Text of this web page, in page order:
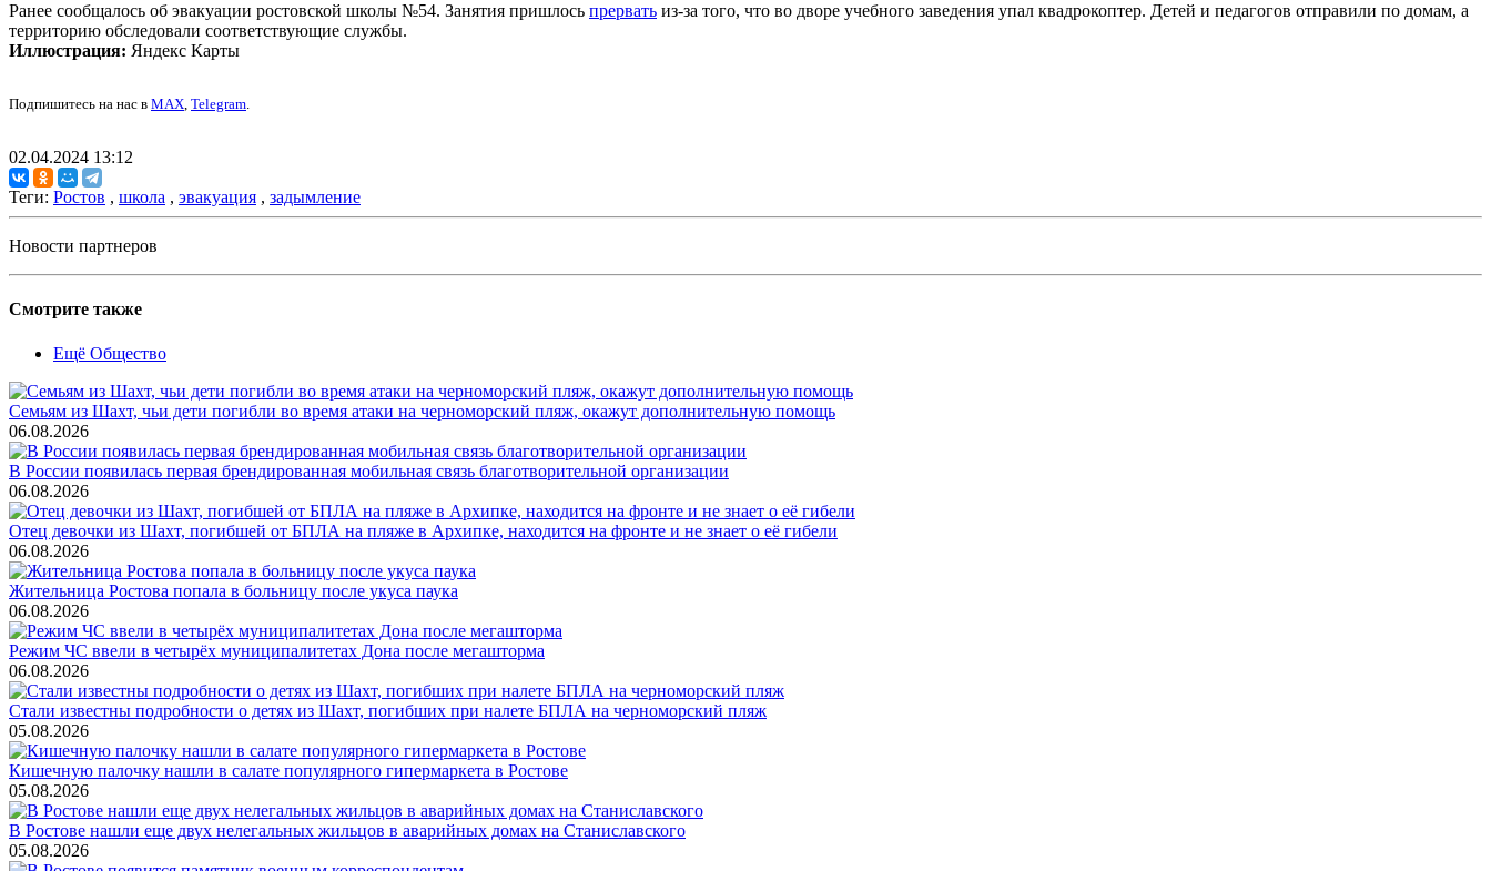
Ранее сообщалось об эвакуации ростовской школы №54. Занятия пришлось прервать из-за того, что во дворе учебного заведения упал квадрокоптер. Детей и педагогов отправили по домам, а
территорию обследовали соответствующие службы.
Иллюстрация: Яндекс Карты
Подпишитесь на нас в MAX, Telegram.
02.04.2024 13:12
Теги: Ростов , школа , эвакуация , задымление
Новости партнеров
Смотрите также
Ещё Общество
Семьям из Шахт, чьи дети погибли во время атаки на черноморский пляж, окажут дополнительную помощь
06.08.2026
В России появилась первая брендированная мобильная связь благотворительной организации
06.08.2026
Отец девочки из Шахт, погибшей от БПЛА на пляже в Архипке, находится на фронте и не знает о её гибели
06.08.2026
Жительница Ростова попала в больницу после укуса паука
06.08.2026
Режим ЧС ввели в четырёх муниципалитетах Дона после мегашторма
06.08.2026
Стали известны подробности о детях из Шахт, погибших при налете БПЛА на черноморский пляж
05.08.2026
Кишечную палочку нашли в салате популярного гипермаркета в Ростове
05.08.2026
В Ростове нашли еще двух нелегальных жильцов в аварийных домах на Станиславского
05.08.2026